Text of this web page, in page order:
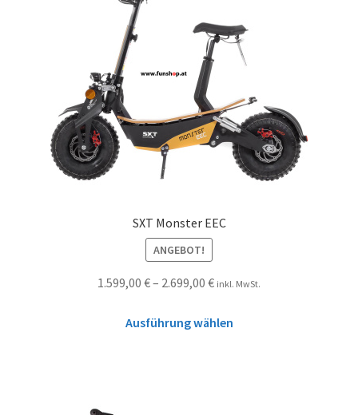
SXT Monster EEC
ANGEBOT!
1.599,00 €– 2.699,00 € inkl. MwSt.
Ausführung wählen